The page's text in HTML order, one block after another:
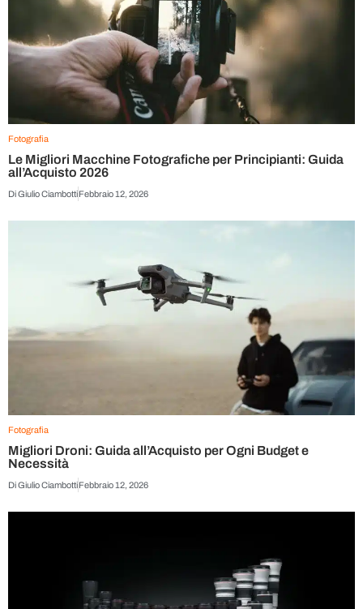
Fotografia
Le Migliori Macchine Fotografiche per Principianti: Guida
all’Acquisto 2026
DiGiulio CiambottiFebbraio 12, 2026
Fotografia
Migliori Droni: Guida all’Acquisto per Ogni Budget e
Necessità
DiGiulio CiambottiFebbraio 12, 2026